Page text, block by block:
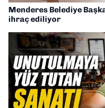
Menderes Belediye
ihraç ediliyor